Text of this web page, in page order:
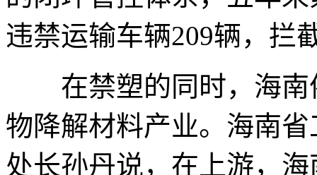
违禁运输车辆209辆，拦
在禁塑的同时，海南
物降解材料产业。海南
处长孙丹说，在上游，